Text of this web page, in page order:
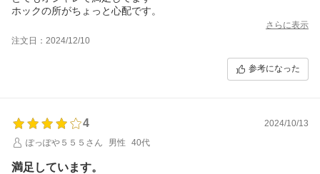
ホックの所がちょっと心配です。
さらに表示
注文日：2024/12/10
参考になった
4
2024/10/13
ぽっぽや５５５さん
男性 40代
満足しています。